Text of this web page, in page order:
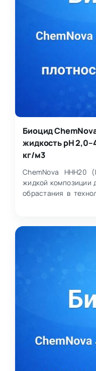
Биоцид
жидкость pH
кг/м3
ChemNova
жидкой композиции
обрастания в